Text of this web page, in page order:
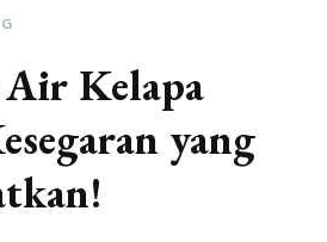
Kelapa
yang